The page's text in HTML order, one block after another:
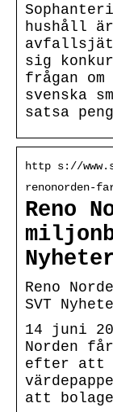
hushåll
sig
frågan
svenska
satsa
http s://
renonorden-
Reno
Reno
SVT
14 juni
Norden
efter att
att